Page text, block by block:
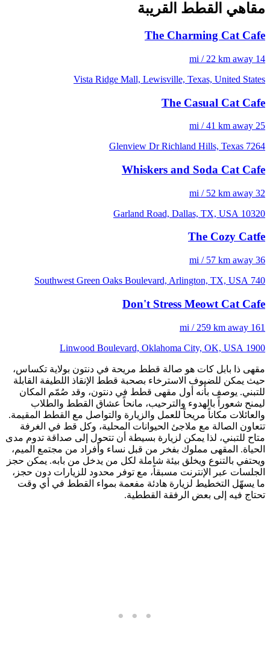
مقاهي القطط القريبة
The Charming Cat Cafe
14 mi / 22 km away
Vista Ridge Mall, Lewisville, Texas, United States
The Casual Cat Cafe
25 mi / 41 km away
7264 Glenview Dr Richland Hills, Texas
Whiskers and Soda Cat Cafe
32 mi / 52 km away
10320 Garland Road, Dallas, TX, USA
The Cozy Catfe
36 mi / 57 km away
740 Southwest Green Oaks Boulevard, Arlington, TX, USA
Don't Stress Meowt Cat Cafe
161 mi / 259 km away
1900 Linwood Boulevard, Oklahoma City, OK, USA
مقهى ذا بابل كات هو صالة قطط مريحة في دنتون بولاية تكساس،
حيث يمكن للضيوف الاسترخاء بصحبة قطط الإنقاذ اللطيفة القابلة
للتبني. يوصف بأنه أول مقهى قطط في دنتون، وقد صُمّم المكان
ليمنح شعوراً بالهدوء والترحيب، مانحاً عشاق القطط والطلاب
والعائلات مكاناً مريحاً للعمل والزيارة والتواصل مع القطط المقيمة.
تتعاون الصالة مع ملاجئ الحيوانات المحلية، وكل قط في الغرفة
متاح للتبني، لذا يمكن لزيارة بسيطة أن تتحول إلى صداقة تدوم مدى
الحياة. المقهى مملوك بفخر من قبل نساء وأفراد من مجتمع الميم،
ويحتفي بالتنوع ويخلق بيئة شاملة لكل من يدخل من بابه. يمكن حجز
الجلسات عبر الإنترنت مسبقاً، مع توفر محدود للزيارات دون حجز،
ما يسهّل التخطيط لزيارة هادئة مفعمة بمواء القطط في أي وقت
تحتاج فيه إلى بعض الرفقة القططية.